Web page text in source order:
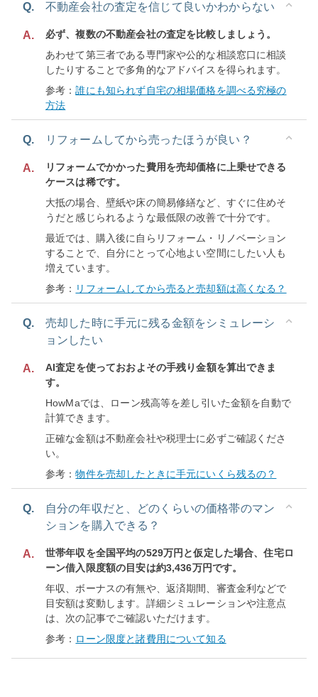
Q. 不動産会社の査定を信じて良いかわからない
A.
必ず、複数の不動産会社の査定を比較しましょう。
あわせて第三者である専門家や公的な相談窓口に相談
したりすることで多角的なアドバイスを得られます。
参考：誰にも知られず自宅の相場価格を調べる究極の
方法
Q. リフォームしてから売ったほうが良い？
A.
リフォームでかかった費用を売却価格に上乗せできる
ケースは稀です。
大抵の場合、壁紙や床の簡易修繕など、すぐに住めそ
うだと感じられるような最低限の改善で十分です。
最近では、購入後に自らリフォーム・リノベーション
することで、自分にとって心地よい空間にしたい人も
増えています。
参考： リフォームしてから売ると売却額は高くなる？
Q.
売却した時に手元に残る金額をシミュレーシ
ョンしたい
A.
AI査定を使っておおよその手残り金額を算出できま
す。
HowMaでは、ローン残高等を差し引いた金額を自動で
計算できます。
正確な金額は不動産会社や税理士に必ずご確認くださ
い。
参考：物件を売却したときに手元にいくら残るの？
Q.
自分の年収だと、どのくらいの価格帯のマン
ションを購入できる？
A.
世帯年収を全国平均の529万円と仮定した場合、住宅ロ
ーン借入限度額の目安は約3,436万円です。
年収、ボーナスの有無や、返済期間、審査金利などで
目安額は変動します。詳細シミュレーションや注意点
は、次の記事でご確認いただけます。
参考： ローン限度と諸費用について知る